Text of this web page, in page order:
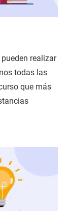
realizar
todas las
que más